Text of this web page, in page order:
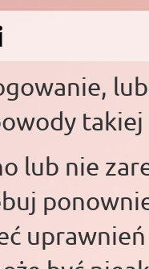
takiej
lub nie